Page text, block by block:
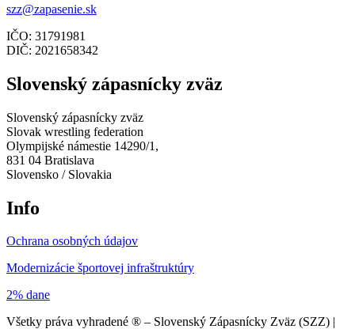
szz@zapasenie.sk
IČO: 31791981
DIČ: 2021658342
Slovenský zápasnícky zväz
Slovenský zápasnícky zväz
Slovak wrestling federation
Olympijské námestie 14290/1,
831 04 Bratislava
Slovensko / Slovakia
Info
Ochrana osobných údajov
Modernizácie športovej infraštruktúry
2% dane
Všetky práva vyhradené ® – Slovenský Zápasnícky Zväz (SZZ) |